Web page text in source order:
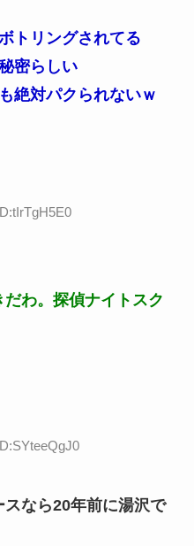
トリングされてる
密らしい
絶対パクられないｗ
わ。探偵ナイトスク
なら20年前に湯沢で